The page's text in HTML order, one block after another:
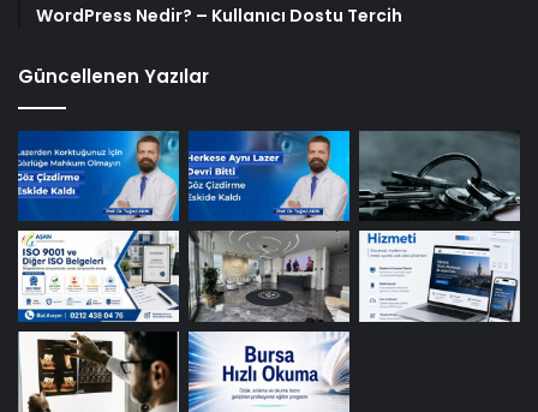
WordPress Nedir? – Kullanıcı Dostu Tercih
Güncellenen Yazılar